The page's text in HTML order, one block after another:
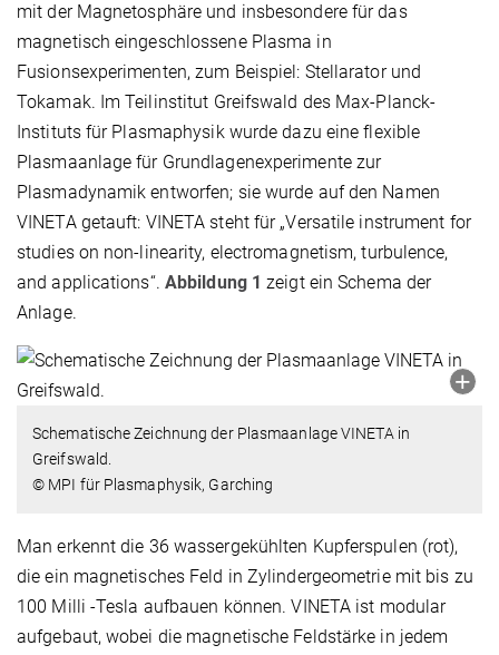
mit der Magnetosphäre und insbesondere für das
magnetisch eingeschlossene Plasma in
Fusionsexperimenten, zum Beispiel: Stellarator und
Tokamak. Im Teilinstitut Greifswald des Max-Planck-
Instituts für Plasmaphysik wurde dazu eine flexible
Plasmaanlage für Grundlagenexperimente zur
Plasmadynamik entworfen; sie wurde auf den Namen
VINETA getauft: VINETA steht für „Versatile instrument for
studies on non-linearity, electromagnetism, turbulence,
and applications“. Abbildung 1zeigt ein Schema der
Anlage.
Schematische Zeichnung der Plasmaanlage VINETA in
Greifswald.
© MPI für Plasmaphysik, Garching
Man erkennt die 36 wassergekühlten Kupferspulen (rot),
die ein magnetisches Feld in Zylindergeometrie mit bis zu
100 Milli -Tesla aufbauen können. VINETA ist modular
aufgebaut, wobei die magnetische Feldstärke in jedem